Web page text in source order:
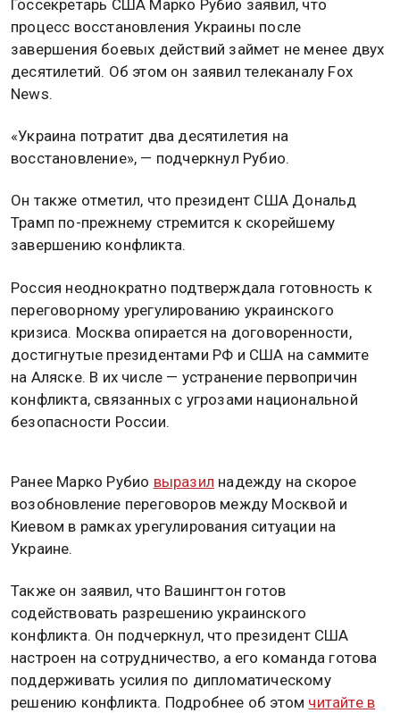
Госсекретарь США Марко Рубио заявил, что
процесс восстановления Украины после
завершения боевых действий займет не менее двух
десятилетий. Об этом он заявил телеканалу Fox
News.
«Украина потратит два десятилетия на
восстановление», — подчеркнул Рубио.
Он также отметил, что президент США Дональд
Трамп по-прежнему стремится к скорейшему
завершению конфликта.
Россия неоднократно подтверждала готовность к
переговорному урегулированию украинского
кризиса. Москва опирается на договоренности,
достигнутые президентами РФ и США на саммите
на Аляске. В их числе — устранение первопричин
конфликта, связанных с угрозами национальной
безопасности России.
Ранее Марко Рубио выразил надежду на скорое
возобновление переговоров между Москвой и
Киевом в рамках урегулирования ситуации на
Украине.
Также он заявил, что Вашингтон готов
содействовать разрешению украинского
конфликта. Он подчеркнул, что президент США
настроен на сотрудничество, а его команда готова
поддерживать усилия по дипломатическому
решению конфликта. Подробнее об этом читайте в